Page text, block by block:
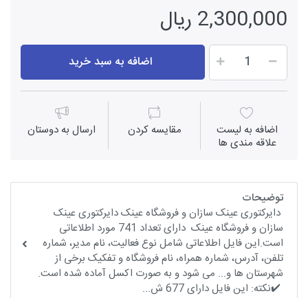
2,300,000 ریال
اضافه به سبد خرید
اضافه به لیست
علاقه مندی ها
مقايسه كردن ارسال به دوستان
توضیحات
دایرکتوری عینک سازان و فروشگاه عینک دایرکتوری عینک
سازان و فروشگاه عینک دارای تعداد 741 مورد اطلاعاتی
است.این فایل اطلاعاتی شامل نوع فعالیت، نام مدیر، شماره
تلفن، آدرس، شماره همراه، نام فروشگاه و تفکیک برخی از
شهرستان ها و... می شود و به صورت اکسل آماده شده است.
✔️نکته: این فایل دارای 677 ش...